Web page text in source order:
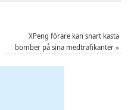
XPeng förare kan snart kasta
bomber på sina medtrafikanter »